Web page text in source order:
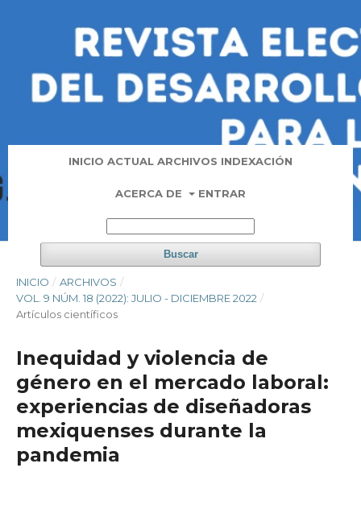
INICIO ACTUAL ARCHIVOS INDEXACIÓN
ACERCA DE ENTRAR
Buscar
INICIO / ARCHIVOS /
VOL. 9 NÚM. 18 (2022): JULIO - DICIEMBRE 2022 /
Artí­culos científicos
Inequidad y violencia de
género en el mercado laboral:
experiencias de diseñadoras
mexiquenses durante la
pandemia